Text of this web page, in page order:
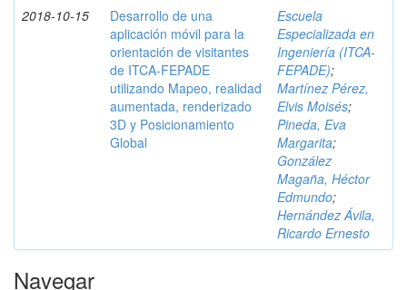
2018-10-15
Desarrollo de una
aplicación móvil para la
orientación de visitantes
de ITCA-FEPADE
utilizando Mapeo, realidad
aumentada, renderizado
3D y Posicionamiento
Global
Escuela
Especializada en
Ingeniería (ITCA-
FEPADE);
Martínez Pérez,
Elvis Moisés;
Pineda, Eva
Margarita;
González
Magaña, Héctor
Edmundo;
Hernández Ávila,
Ricardo Ernesto
Navegar